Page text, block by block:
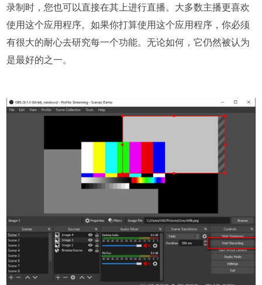
录制时，您也可以直接在其上进行直播。大多数主播更喜欢
使用这个应用程序。如果你打算使用这个应用程序，你必须
有很大的耐心去研究每一个功能。无论如何，它仍然被认为
是最好的之一。